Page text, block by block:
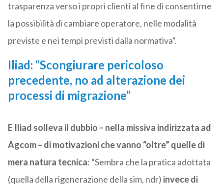
trasparenza verso i propri clienti al fine di consentirne
la possibilità di cambiare operatore, nelle modalità
previste e nei tempi previsti dalla normativa”.
Iliad: “Scongiurare pericoloso
precedente, no ad alterazione dei
processi di migrazione”
E Iliad solleva il dubbio – nella missiva indirizzata ad
Agcom – di motivazioni che vanno “oltre” quelle di
mera natura tecnica: “Sembra che la pratica adottata
(quella della rigenerazione della sim, ndr) invece di